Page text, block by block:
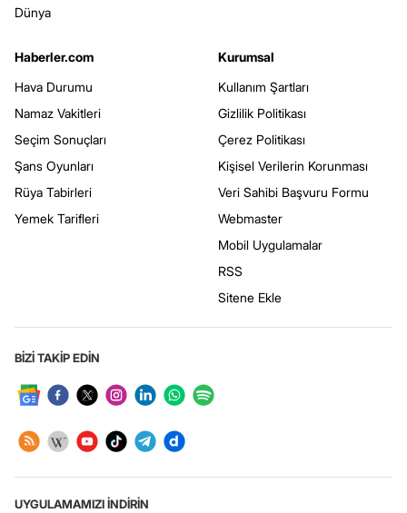
Dünya
Haberler.com
Hava Durumu
Namaz Vakitleri
Seçim Sonuçları
Şans Oyunları
Rüya Tabirleri
Yemek Tarifleri
Kurumsal
Kullanım Şartları
Gizlilik Politikası
Çerez Politikası
Kişisel Verilerin Korunması
Veri Sahibi Başvuru Formu
Webmaster
Mobil Uygulamalar
RSS
Sitene Ekle
BİZİ TAKİP EDİN
UYGULAMAMIZI İNDİRİN